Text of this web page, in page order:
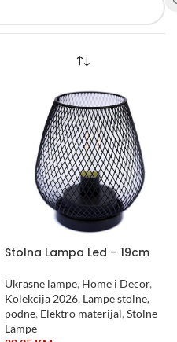
Stolna Lampa Led – 19cm
Ukrasne lampe, Home i Decor,
Kolekcija 2026, Lampe stolne,
podne, Elektro materijal, Stolne
Lampe